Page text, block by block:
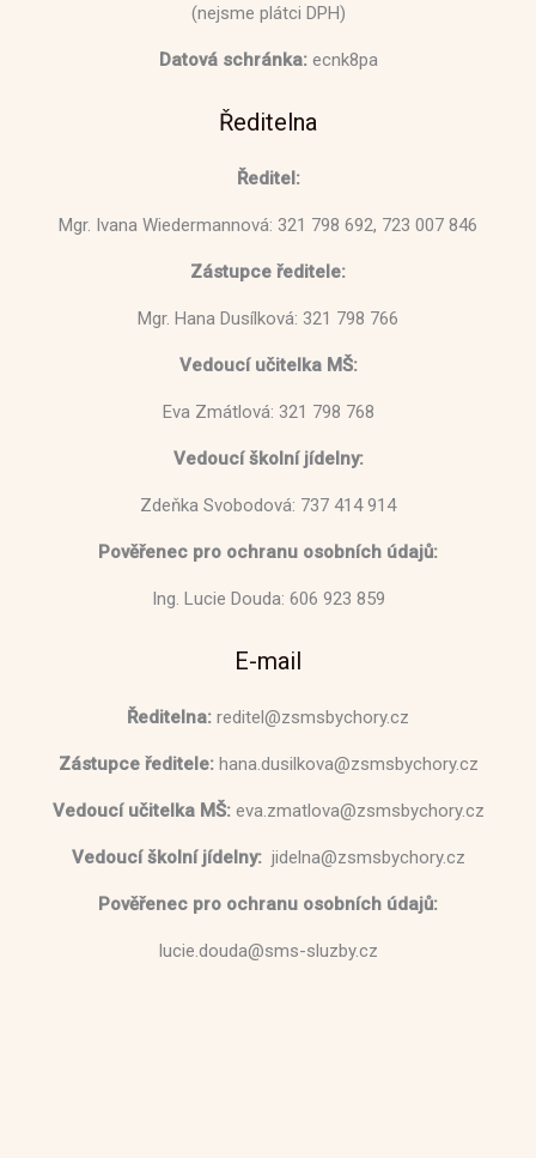
(nejsme plátci DPH)
Datová schránka:ecnk8pa
Ředitelna
Ředitel:
Mgr. Ivana Wiedermannová: 321 798 692, 723 007 846
Zástupce ředitele:
Mgr. Hana Dusílková: 321 798 766
Vedoucí učitelka MŠ:
Eva Zmátlová: 321 798 768
Vedoucí školní jídelny:
Zdeňka Svobodová: 737 414 914
Pověřenec pro ochranu osobních údajů:
Ing. Lucie Douda: 606 923 859
E-mail
Ředitelna: reditel@zsmsbychory.cz
Zástupce ředitele:hana.dusilkova@zsmsbychory.cz
Vedoucí učitelka MŠ:eva.zmatlova@zsmsbychory.cz
Vedoucí školní jídelny: jidelna@zsmsbychory.cz
Pověřenec pro ochranu osobních údajů:
lucie.douda@sms-sluzby.cz